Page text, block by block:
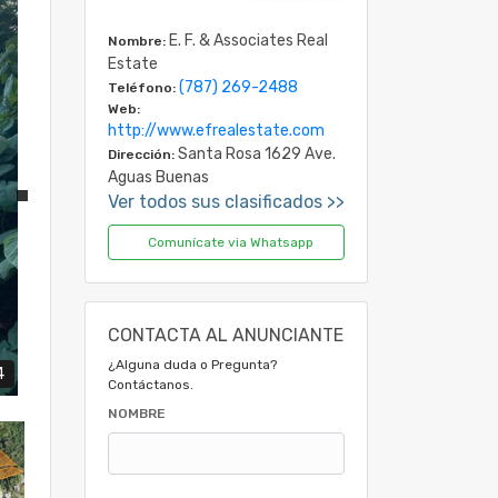
Nombre: E. F. & Associates Real
Estate
Teléfono: (787) 269-2488
Web:
http://www.efrealestate.com
Dirección: Santa Rosa 1629 Ave.
Aguas Buenas
Ver todos sus clasificados >>
Comunícate via Whatsapp
CONTACTA AL ANUNCIANTE
¿Alguna duda o Pregunta?
Contáctanos.
NOMBRE